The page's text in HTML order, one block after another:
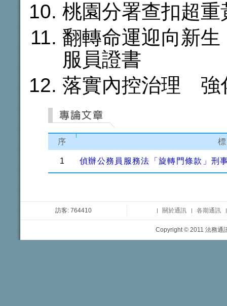
桃園分署查扣超
翻轉命運迎向新
服員證書
落實內控治理 強
序
1 偵辦公務員服務法「旋轉門條款」刑
訪客: 764410 關於通訊 各期通訊
Copyright © 2011 法務